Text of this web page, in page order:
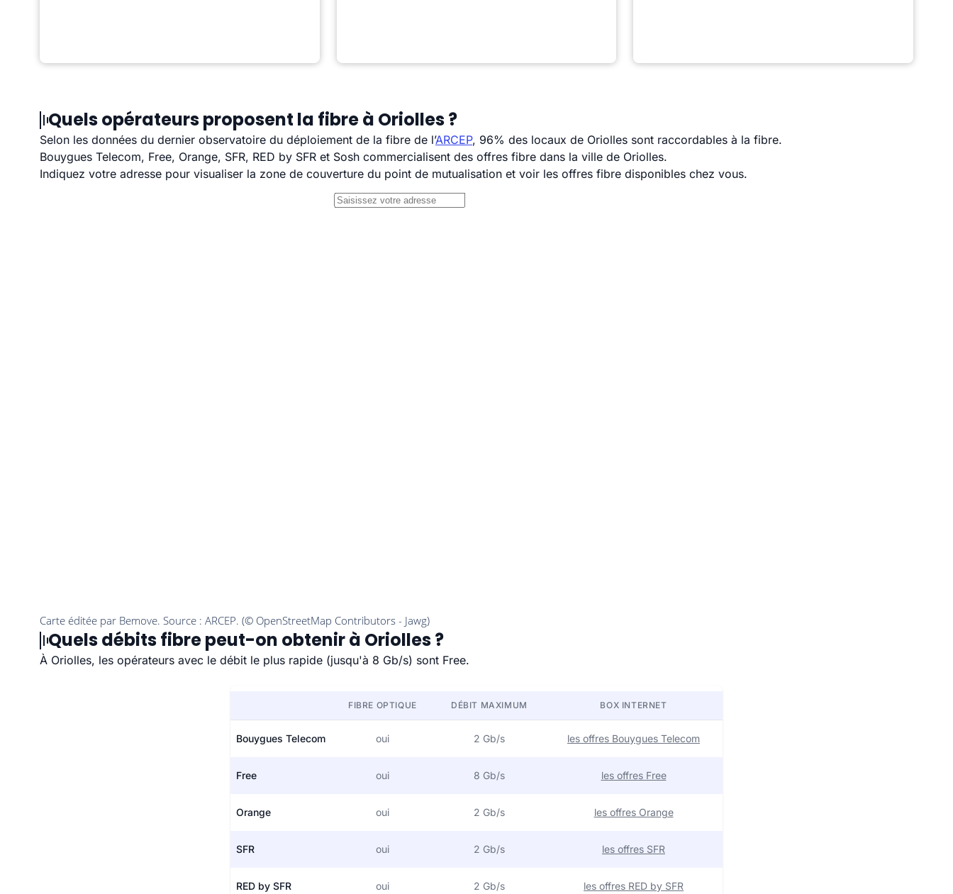
Quels opérateurs proposent la fibre à Oriolles ?
Selon les données du dernier observatoire du déploiement de la fibre de l’ARCEP, 96% des locaux de Oriolles sont raccordables à la fibre.
Bouygues Telecom, Free, Orange, SFR, RED by SFR et Sosh commercialisent des offres fibre dans la ville de Oriolles.
Indiquez votre adresse pour visualiser la zone de couverture du point de mutualisation et voir les offres fibre disponibles chez vous.
Quels débits fibre peut-on obtenir à Oriolles ?
À Oriolles, les opérateurs avec le débit le plus rapide (jusqu'à 8 Gb/s) sont Free.
FIBRE OPTIQUE DÉBIT MAXIMUM BOX INTERNET
Bouygues Telecom oui 2 Gb/s les offres Bouygues Telecom
Free oui 8 Gb/s les offres Free
Orange oui 2 Gb/s les offres Orange
SFR oui 2 Gb/s les offres SFR
RED by SFR oui 2 Gb/s les offres RED by SFR